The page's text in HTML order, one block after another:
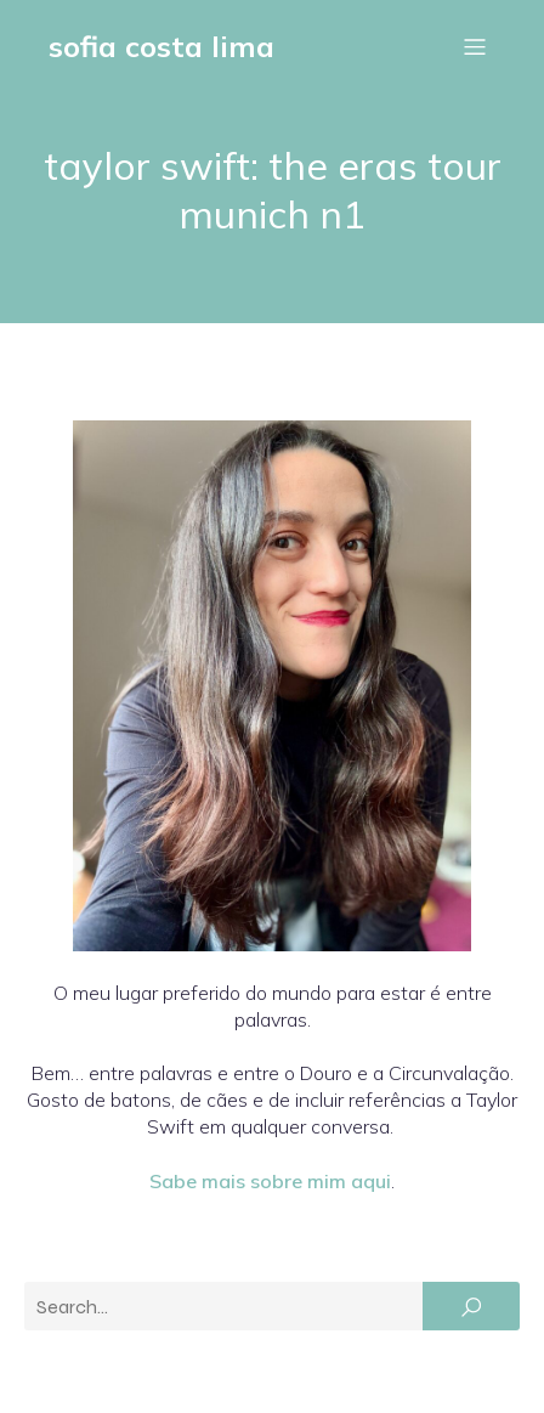
sofia costa lima
taylor swift: the eras tour
munich n1
O meu lugar preferido do mundo para estar é entre
palavras.
Bem… entre palavras e entre o Douro e a Circunvalação.
Gosto de batons, de cães e de incluir referências a Taylor
Swift em qualquer conversa.
Sabe mais sobre mim aqui.